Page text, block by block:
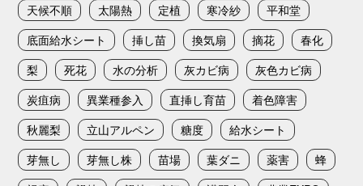
天候不順
太陽熱 定植 寒冷紗
平和堂
底面給水シート
挿し苗 換気扇 摘花
春化
梨
死花 水の分析 灰カビ病
灰色カビ病
炭疽病
異業種参入 直挿し育苗
着色障害
秋麗梨
立山アルペン 糖度
給水シート
芽無し
芽無し株 苗場 葉ダニ 薬害
蜂